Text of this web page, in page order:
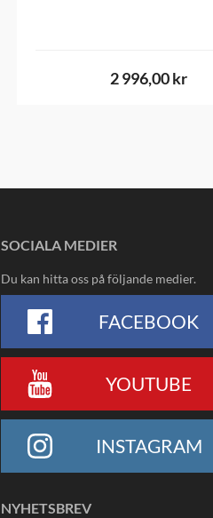
2 996,00 kr
SOCIALA MEDIER
Du kan hitta oss på följande medier.
FACEBOOK
YOUTUBE
INSTAGRAM
NYHETSBREV